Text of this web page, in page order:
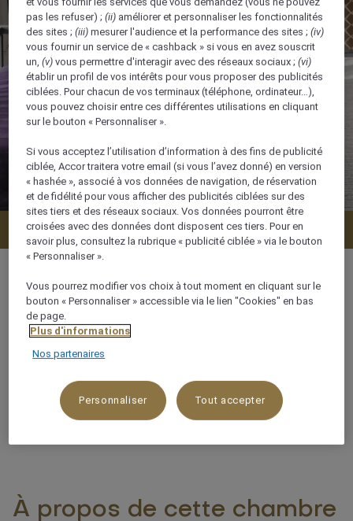
Vérifier la disponibilité
290 m²
Vue sur la piscine
6 x
À propos de cette chambre
pas les refuser) ;(ii) améliorer et personnaliser les fonctionnalités
des sites ;(iii) mesurer l'audience et la performance des sites ;(iv)
vous fournir un service de « cashback » si vous en avez souscrit
un,(v)vous permettre d'interagir avec des réseaux sociaux ;(vi)
établir un profil de vos intérêts pour vous proposer des publicités
ciblées. Pour chacun de vos terminaux (téléphone, ordinateur…),
vous pouvez choisir entre ces différentes utilisations en cliquant
sur le bouton « Personnaliser ».
Si vous acceptez l’utilisation d’information à des fins de publicité
ciblée, Accor traitera votre email (si vous l’avez donné) en version
« hashée », associé à vos données de navigation, de réservation
et de fidélité pour vous afficher des publicités ciblées sur des
sites tiers et des réseaux sociaux. Vos données pourront être
croisées avec des données dont disposent ces tiers. Pour en
savoir plus, consultez la rubrique « publicité ciblée » via le bouton
« Personnaliser ».
Vous pourrez modifier vos choix à tout moment en cliquant sur le
bouton « Personnaliser » accessible via le lien "Cookies" en bas
de page.
Plus d'informations
Nos partenaires
Personnaliser Tout accepter